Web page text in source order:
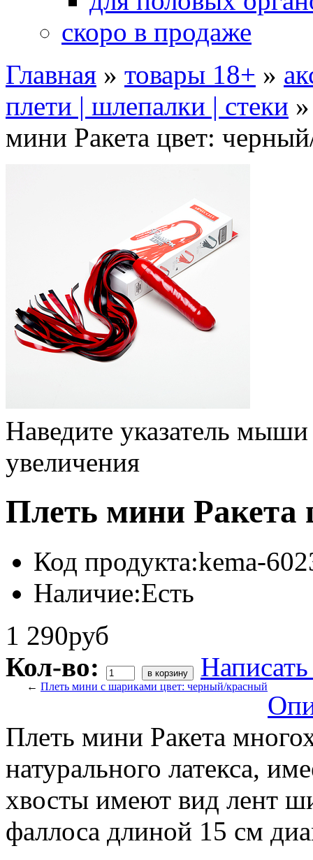
скоро в продаже
Главная » товары 18+ »
плети | шлепалки | стеки
мини Ракета цвет:
Наведите указатель
увеличения
Плеть мини
Код продукта:kema-
Наличие:Есть
1 290руб
Кол-во:
← Плеть мини с шариками цвет: черный/красный
Плеть мини Ракета
натурального латекса,
хвосты имеют вид лент
фаллоса длиной 15 см